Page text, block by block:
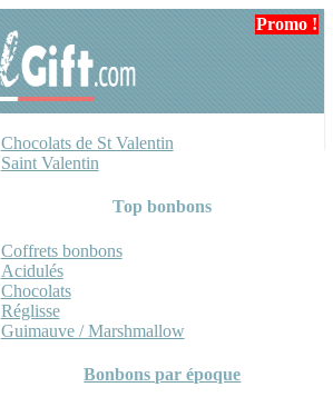
Chocolats de St Valentin
Saint Valentin
Top bonbons
Coffrets bonbons
Acidulés
Chocolats
Réglisse
Guimauve / Marshmallow
Bonbons par époque
Promo !